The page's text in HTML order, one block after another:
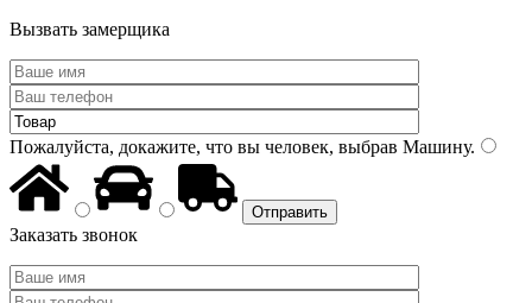
Вызвать замерщика
Пожалуйста, докажите, что вы человек, выбрав Машину.
Заказать звонок